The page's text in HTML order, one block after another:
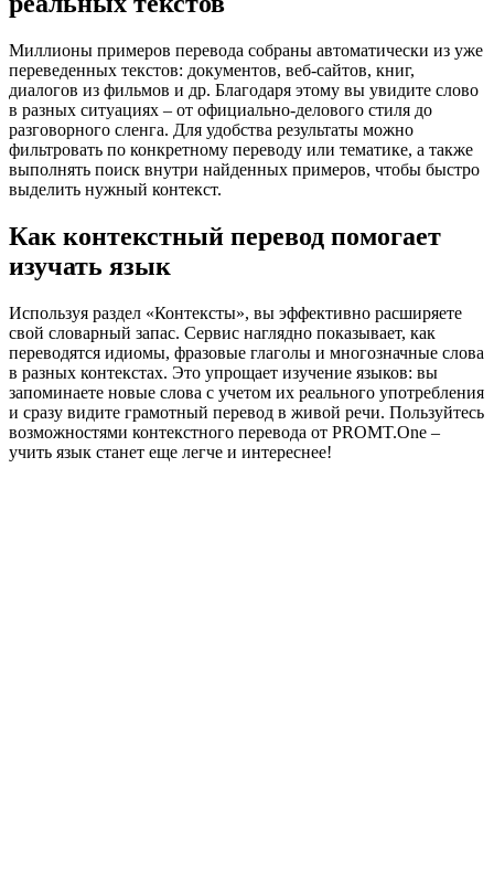
Миллионы примеров перевода собраны автоматически из уже
переведенных текстов: документов, веб-сайтов, книг,
диалогов из фильмов и др. Благодаря этому вы увидите слово
в разных ситуациях – от официально-делового стиля до
разговорного сленга. Для удобства результаты можно
фильтровать по конкретному переводу или тематике, а также
выполнять поиск внутри найденных примеров, чтобы быстро
выделить нужный контекст.
Как контекстный перевод помогает
изучать язык
Используя раздел «Контексты», вы эффективно расширяете
свой словарный запас. Сервис наглядно показывает, как
переводятся идиомы, фразовые глаголы и многозначные слова
в разных контекстах. Это упрощает изучение языков: вы
запоминаете новые слова с учетом их реального употребления
и сразу видите грамотный перевод в живой речи. Пользуйтесь
возможностями контекстного перевода от PROMT.One –
учить язык станет еще легче и интереснее!